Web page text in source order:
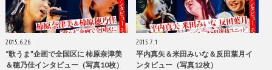
2015.6.26
“歌うま”企画で全国区に 柿原奈津美
＆穂乃佳インタビュー（写真10枚）
2015.7.1
平内真矢＆米田みいな＆反田葉月イ
ンタビュー（写真12枚）